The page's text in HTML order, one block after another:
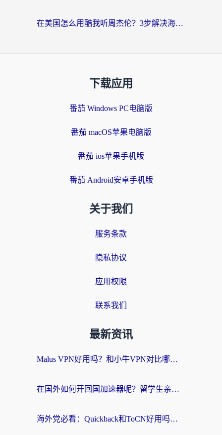
在美国怎么用酷我听周杰伦？3步解决海外听歌地域限制，附QQ音乐网易云通用技巧
下载应用
番茄 Windows PC电脑版
番茄 macOS苹果电脑版
番茄 ios苹果手机版
番茄 Android安卓手机版
关于我们
服务条款
隐私协议
应用权限
联系我们
最新资讯
Malus VPN好用吗？和小牛VPN对比哪个回国效果更好？海外党亲测实用指南
在国外如何开回国加速器呢？留学生亲测的无缝访问国内资源指南
海外党必看：Quickback和ToCN好用吗？3分钟选对回国加速器的实用指南